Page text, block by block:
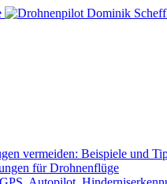
vermeiden: Beispiele und
für Drohnenflüge